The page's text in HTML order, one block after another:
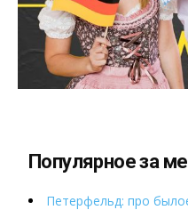
Популярное за
Петерфельд: про